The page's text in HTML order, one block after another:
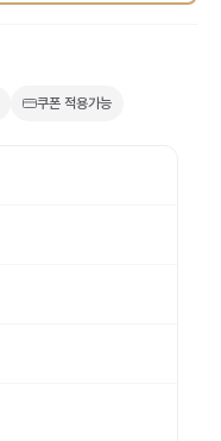
쿠폰 적용가능